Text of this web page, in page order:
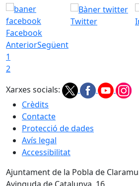
Facebook
Twitter
AnteriorSegüent
1
2
Xarxes socials:
Crèdits
Contacte
Protecció de dades
Avís legal
Accessibilitat
Ajuntament de la Pobla de